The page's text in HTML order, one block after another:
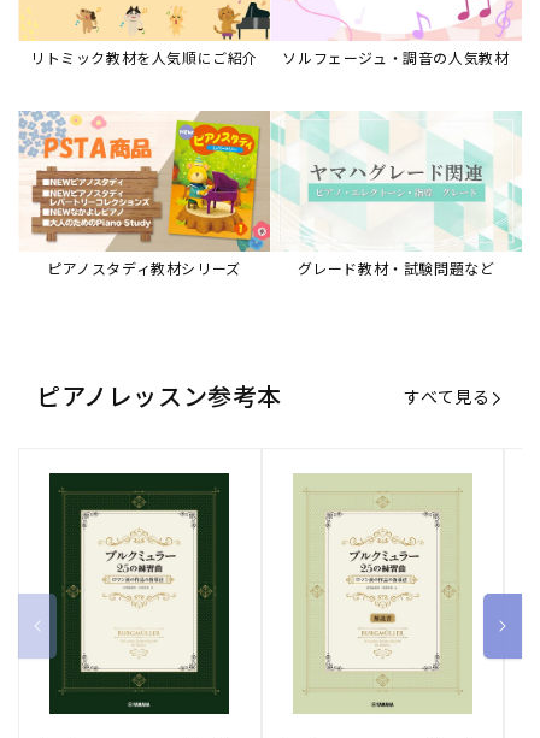
リトミック教材を人気順にご紹介 ソルフェージュ・調音の人気教材
ピアノスタディ教材シリーズ グレード教材・試験問題など
ピアノレッスン参考本 すべて見る